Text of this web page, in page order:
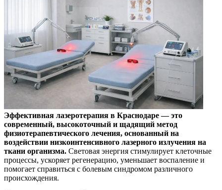
Эффективная лазеротерапия в Краснодаре — это
современный, высокоточный и щадящий метод
физиотерапевтического лечения, основанный на
воздействии низкоинтенсивного лазерного излучения на
ткани организма. Световая энергия стимулирует клеточные
процессы, ускоряет регенерацию, уменьшает воспаление и
помогает справиться с болевым синдромом различного
происхождения.